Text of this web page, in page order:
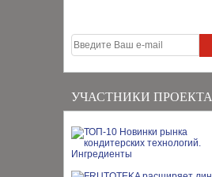
УЧАСТНИКИ ПРОЕКТА